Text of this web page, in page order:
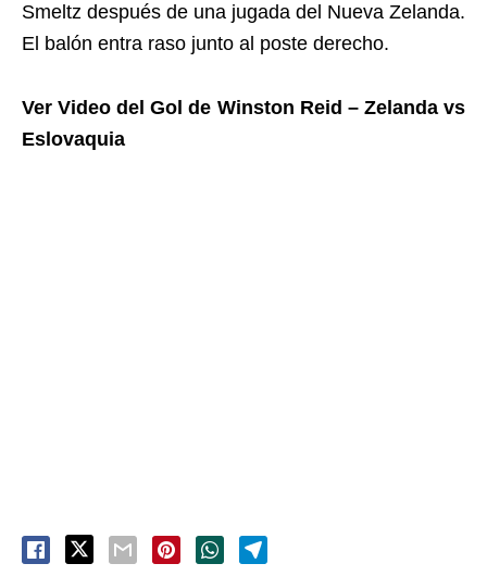
Smeltz después de una jugada del Nueva Zelanda.
El balón entra raso junto al poste derecho.
Ver Video del Gol de Winston Reid – Zelanda vs
Eslovaquia